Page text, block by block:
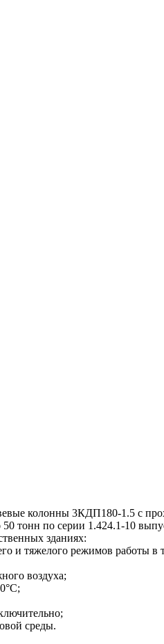
колонны 3КДП180-1.5 с
тонн по серии 1.424.1-10
зданиях:
тяжелого режимов работы в
воздуха;
среды.